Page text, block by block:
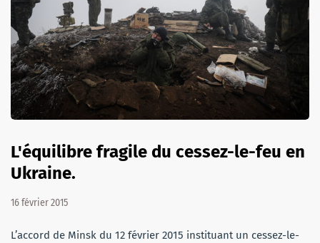
L'équilibre fragile du cessez-le-feu en
Ukraine.
16 février 2015
L’accord de Minsk du 12 février 2015 instituant un cessez-le-